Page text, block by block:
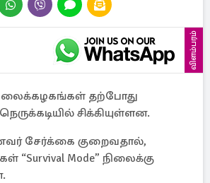
விளம்பரம்
தற்போது
சிக்கியுள்ளன.
சேர்க்கை குறைவதால்,
Mode” நிலைக்கு